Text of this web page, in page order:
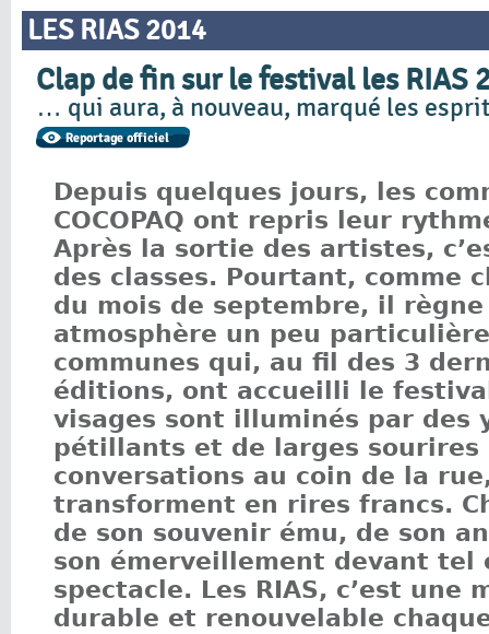
LES RIAS 2014
Clap de fin sur le festival les
… qui aura, à nouveau, marqué les
Depuis quelques jours, les
COCOPAQ ont repris leur
Après la sortie des artistes,
des classes. Pourtant, comme
du mois de septembre, il règne
atmosphère un peu
communes qui, au fil des 3
éditions, ont accueilli le
visages sont illuminés par des
pétillants et de larges sourires
conversations au coin de la
transforment en rires francs.
de son souvenir ému, de son
son émerveillement devant tel
spectacle. Les RIAS, c’est une
durable et renouvelable